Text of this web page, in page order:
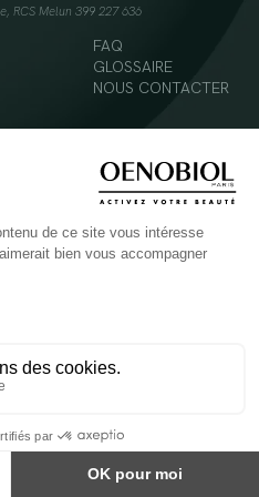
RCS Melun 399 227 636
FAQ
GLOSSAIRE
NOUS CONTACTER
CINQ FRUITS ET LÉGUMES PAR JOUR -
dans le cadre d'un mode de vie sain et
régimes alimentaire varié et équilibré.